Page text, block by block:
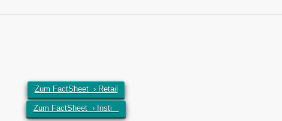
Zum FactSheet › Retail
Zum FactSheet › Insti